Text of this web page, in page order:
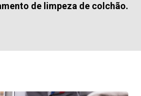
de limpeza de colchão.